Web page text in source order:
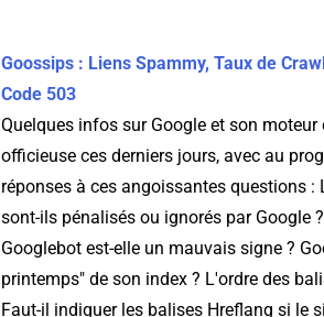
Goossips : Liens Spammy, Taux de
Code 503
Quelques infos sur Google et son
officieuse ces derniers jours, avec au
réponses à ces angoissantes questions
sont-ils pénalisés ou ignorés par Google
Googlebot est-elle un mauvais signe ?
printemps" de son index ? L'ordre des
Faut-il indiquer les balises Hreflang si le